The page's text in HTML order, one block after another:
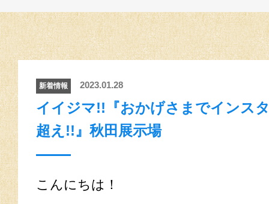
新着情報 2023.01.28
イイジマ!!『おかげさまでインス
超え!!』秋田展示場
こんにちは！